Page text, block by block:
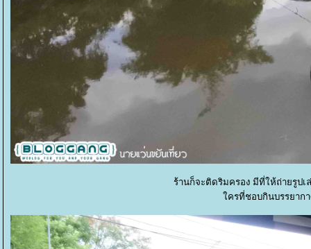
ร้านก็จะติดริมครอง มีที่ให้ถ่ายรูป
ครที่ชอบกินบรรยากา